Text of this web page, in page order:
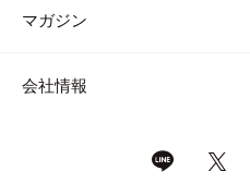
マガジン
会社情報